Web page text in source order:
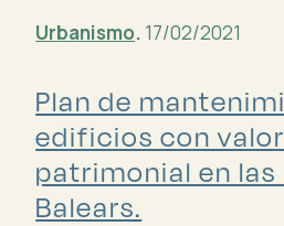
Urbanismo. 17/02/2021
Plan de
edificios con valor
patrimonial en las
Balears.